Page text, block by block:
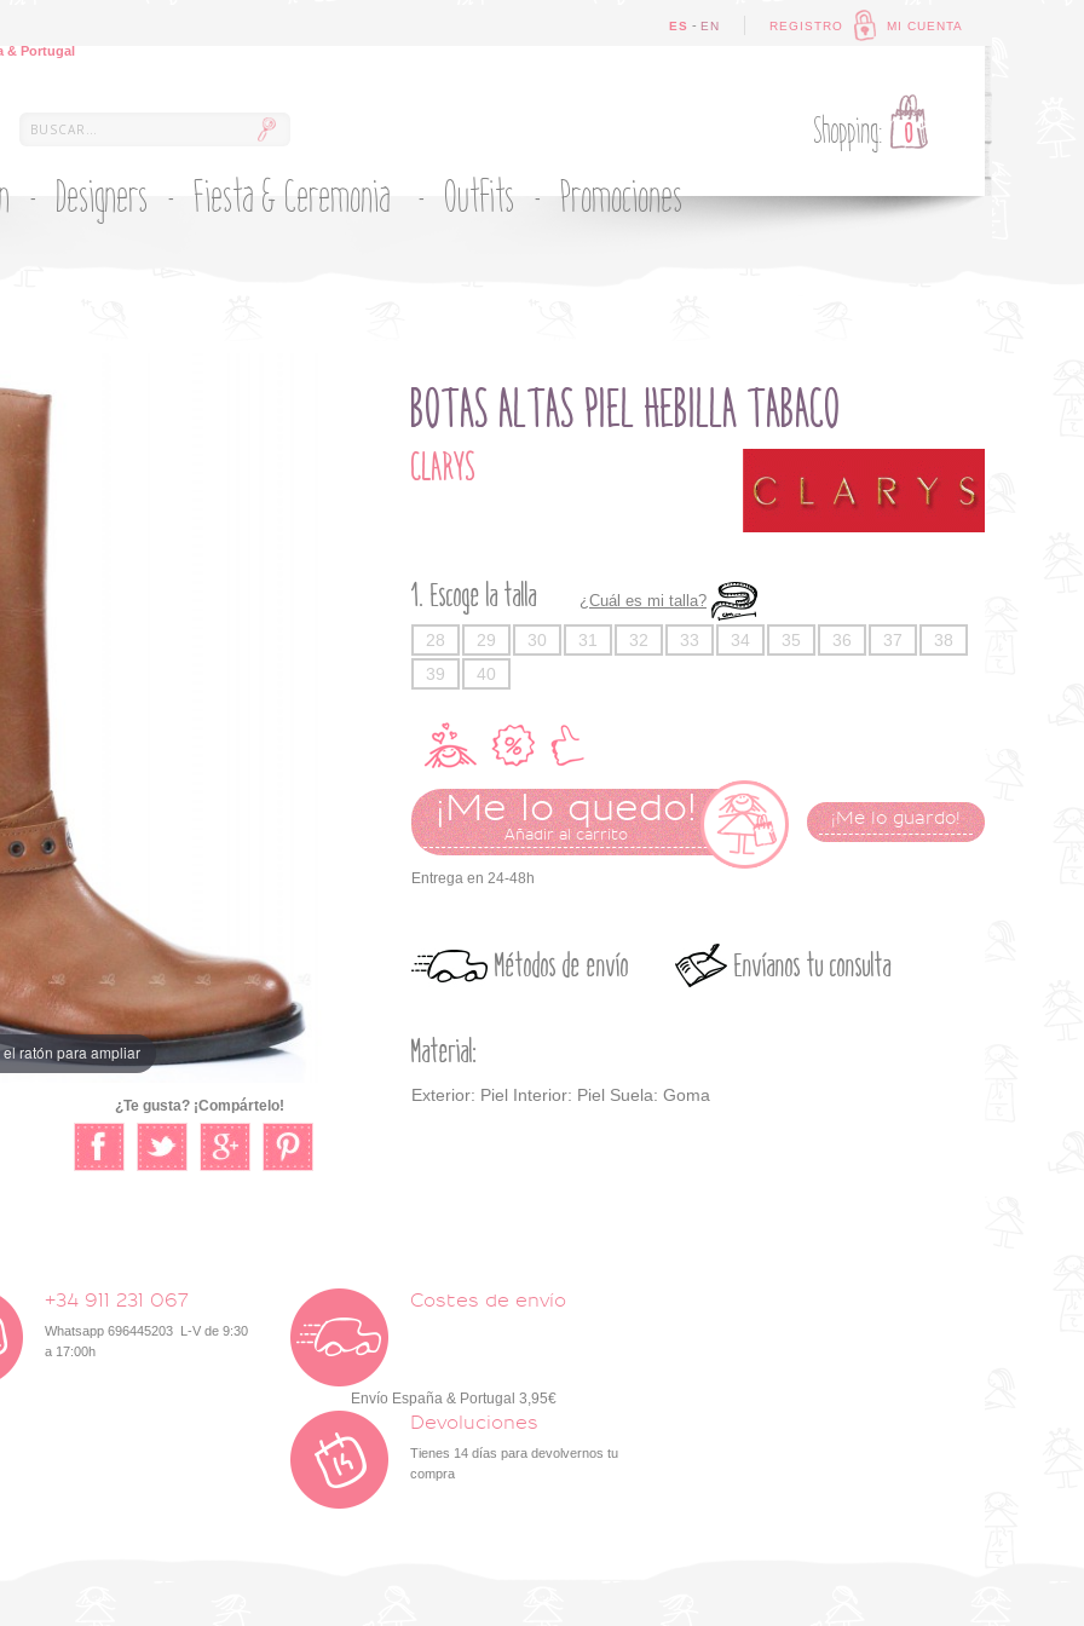
& Portugal
REGISTRO MI CUENTA
ES - EN
Shopping: 0
Designers Fiesta & Ceremonia Outfits Promociones
el ratón para ampliar
¿Te gusta? ¡Compártelo!
BOTAS ALTAS PIEL HEBILLA TABACO
CLARYS
Escoge la talla ¿Cuál es mi talla?
28 29 30 31 32 33 34 35 36 37
38
39
40
¡Me lo quedo!
Añadir al carrito
¡Me lo guardo!
Entrega en 24-48h
Métodos de envío Envíanos tu consulta
Material:
Exterior: Piel Interior: Piel Suela: Goma
+34 911 231 067
Whatsapp 696445203 L-V de 9:30
a 17:00h
Costes de envío
Envío España & Portugal 3,95€
Devoluciones
Tienes 14 días para devolvernos tu
compra